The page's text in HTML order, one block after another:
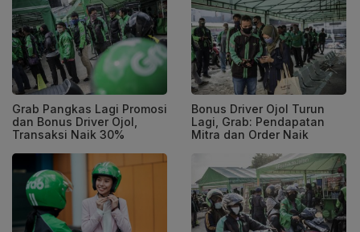
Grab Pangkas Lagi Promosi
dan Bonus Driver Ojol,
Transaksi Naik 30%
Bonus Driver Ojol Turun
Lagi, Grab: Pendapatan
Mitra dan Order Naik